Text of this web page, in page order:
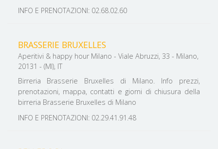
INFO E PRENOTAZIONI: 02.68.02.60
BRASSERIE BRUXELLES
Aperitivi & happy hour Milano - Viale Abruzzi, 33 - Milano,
20131 - (MI), IT
Birreria Brasserie Bruxelles di Milano. Info prezzi,
prenotazioni, mappa, contatti e giorni di chiusura della
birreria Brasserie Bruxelles di Milano
INFO E PRENOTAZIONI: 02.29.41.91.48